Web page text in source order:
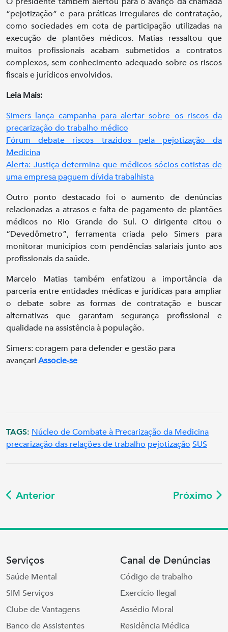
“pejotização” e para práticas irregulares de contratação,
como sociedades em cota de participação utilizadas na
execução de plantões médicos. Matias ressaltou que
muitos profissionais acabam submetidos a contratos
complexos, sem conhecimento adequado sobre os riscos
fiscais e jurídicos envolvidos.
Leia Mais:
Simers lança campanha para alertar sobre os riscos da
precarização do trabalho médico
Fórum debate riscos trazidos pela pejotização da
Medicina
Alerta: Justiça determina que médicos sócios cotistas de
uma empresa paguem dívida trabalhista
Outro ponto destacado foi o aumento de denúncias
relacionadas a atrasos e falta de pagamento de plantões
médicos no Rio Grande do Sul. O dirigente citou o
“Devedômetro”, ferramenta criada pelo Simers para
monitorar municípios com pendências salariais junto aos
profissionais da saúde.
Marcelo Matias também enfatizou a importância da
parceria entre entidades médicas e jurídicas para ampliar
o debate sobre as formas de contratação e buscar
alternativas que garantam segurança profissional e
qualidade na assistência à população.
Simers: coragem para defender e gestão para
avançar!Associe-se
TAGS: Núcleo de Combate à Precarização da Medicina
precarização das relações de trabalho pejotização SUS
Anterior Próximo
Serviços
Saúde Mental
SIM Serviços
Clube de Vantagens
Banco de Assistentes
Canal de Denúncias
Código de trabalho
Exercício Ilegal
Assédio Moral
Residência Médica